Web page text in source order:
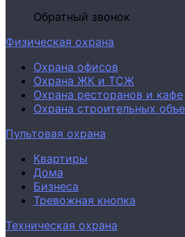
Обратный звонок
Физическая охрана
Охрана офисов
Охрана ЖК и ТСЖ
Охрана ресторанов и кафе
Охрана строительных
Пультовая охрана
Квартиры
Дома
Бизнеса
Тревожная кнопка
Техническая охрана